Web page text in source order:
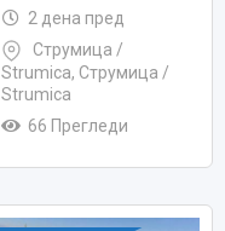
2 дена пред
Струмица /
Strumica, Струмица /
Strumica
66 Прегледи